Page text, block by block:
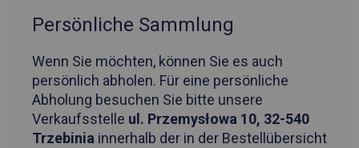
Persönliche Sammlung
Wenn Sie möchten, können Sie es auch
persönlich abholen. Für eine persönliche
Abholung besuchen Sie bitte unsere
Verkaufsstelle ul. Przemysłowa 10, 32-540
Trzebinia innerhalb der in der Bestellübersicht